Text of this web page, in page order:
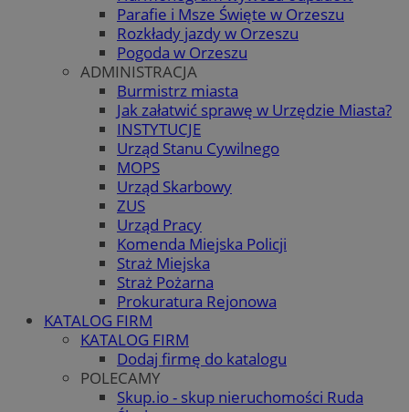
Parafie i Msze Święte w Orzeszu
Rozkłady jazdy w Orzeszu
Pogoda w Orzeszu
ADMINISTRACJA
Burmistrz miasta
Jak załatwić sprawę w Urzędzie Miasta?
INSTYTUCJE
Urząd Stanu Cywilnego
MOPS
Urząd Skarbowy
ZUS
Urząd Pracy
Komenda Miejska Policji
Straż Miejska
Straż Pożarna
Prokuratura Rejonowa
KATALOG FIRM
KATALOG FIRM
Dodaj firmę do katalogu
POLECAMY
Skup.io - skup nieruchomości Ruda